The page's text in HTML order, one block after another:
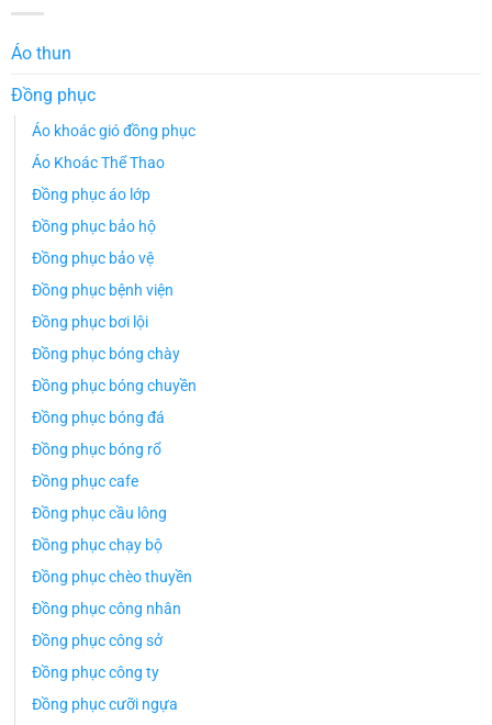
Áo thun
Đồng phục
Áo khoác gió đồng phục
Áo Khoác Thể Thao
Đồng phục áo lớp
Đồng phục bảo hộ
Đồng phục bảo vệ
Đồng phục bệnh viện
Đồng phục bơi lội
Đồng phục bóng chày
Đồng phục bóng chuyền
Đồng phục bóng đá
Đồng phục bóng rổ
Đồng phục cafe
Đồng phục cầu lông
Đồng phục chạy bộ
Đồng phục chèo thuyền
Đồng phục công nhân
Đồng phục công sở
Đồng phục công ty
Đồng phục cưỡi ngựa